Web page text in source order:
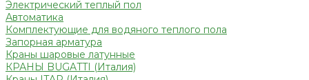
Электрический теплый пол
Автоматика
Комплектующие для водяного теплого пола
Запорная арматура
Краны шаровые латунные
КРАНЫ BUGATTI (Италия)